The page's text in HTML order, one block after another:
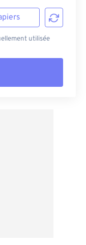
utilisée